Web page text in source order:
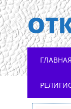
Main
Skip to content
ГЛАВНАЯ